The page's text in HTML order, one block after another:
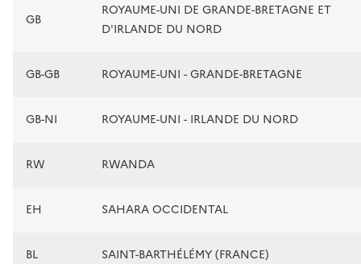
GB
ROYAUME-UNI DE GRANDE-BRETAGNE ET
D'IRLANDE DU NORD
GB-GB ROYAUME-UNI - GRANDE-BRETAGNE
GB-NI ROYAUME-UNI - IRLANDE DU NORD
RW RWANDA
EH SAHARA OCCIDENTAL
BL SAINT-BARTHÉLÉMY (FRANCE)